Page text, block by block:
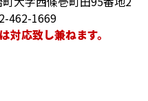
462-1669
対応致し兼ねます。